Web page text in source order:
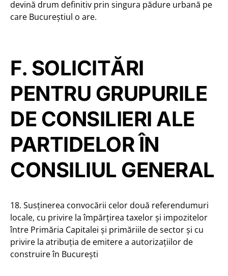
devină drum definitiv prin singura pădure urbană pe
care Bucureștiul o are.
F. SOLICITĂRI
PENTRU GRUPURILE
DE CONSILIERI ALE
PARTIDELOR ÎN
CONSILIUL GENERAL
18. Susținerea convocării celor două referendumuri
locale, cu privire la împărțirea taxelor și impozitelor
între Primăria Capitalei și primăriile de sector și cu
privire la atribuția de emitere a autorizațiilor de
construire în București